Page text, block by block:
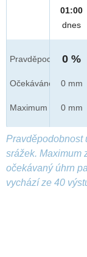
Pravděpod.
Očekáváno
Maximum
01:00
dnes
0 %
0 mm
0 mm
Pravděpodobnost
srážek. Maximum
očekávaný úhrn
vychází ze 40